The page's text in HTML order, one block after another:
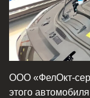
ООО «ФелОкт-
этого